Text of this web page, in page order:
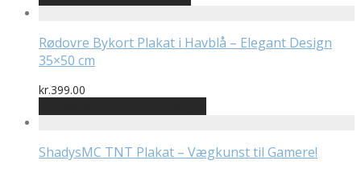
Rødovre Bykort Plakat i Havblå – Elegant Design
35×50 cm
kr.399.00
ShadysMC TNT Plakat – Vægkunst til Gamere!